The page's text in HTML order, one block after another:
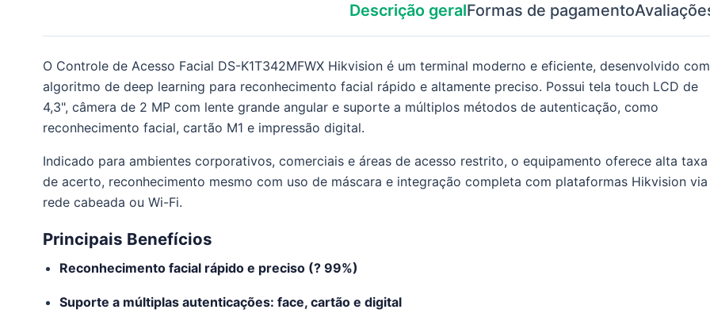
Descrição geralFormas de pagamento
O Controle de Acesso Facial DS-K1T342MFWX Hikvision é um terminal moderno e eficiente, desenvolvido com
algoritmo de deep learning para reconhecimento facial rápido e altamente preciso. Possui tela touch LCD de
4,3", câmera de 2 MP com lente grande angular e suporte a múltiplos métodos de autenticação, como
reconhecimento facial, cartão M1 e impressão digital.
Indicado para ambientes corporativos, comerciais e áreas de acesso restrito, o equipamento oferece alta taxa
de acerto, reconhecimento mesmo com uso de máscara e integração completa com plataformas Hikvision via
rede cabeada ou Wi-Fi.
Principais Benefícios
Reconhecimento facial rápido e preciso (? 99%)
Suporte a múltiplas autenticações: face, cartão e digital